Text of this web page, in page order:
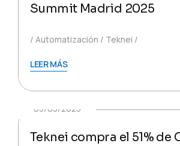
Summit Madrid 2025
Automatización Teknei
LEER MÁS
03/03/2025
Teknei compra el 51% de